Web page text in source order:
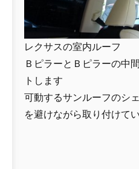
レクサスの室内ルーフ
ＢピラーとＢピラーの中
トします
可動するサンルーフのシ
を避けながら取り付けて